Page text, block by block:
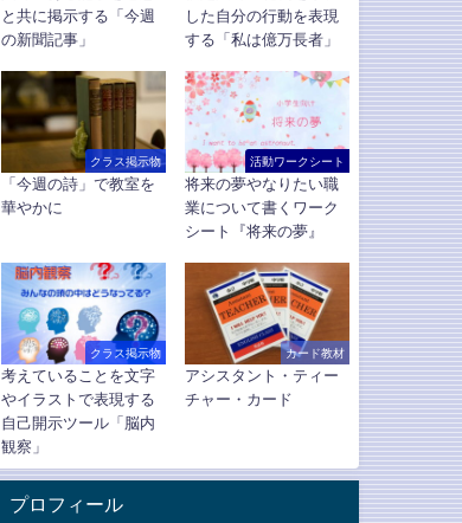
と共に掲示する「今週
の新聞記事」
した自分の行動を表現
する「私は億万長者」
クラス掲示物
「今週の詩」で教室を
華やかに
活動ワークシート
将来の夢やなりたい職
業について書くワーク
シート『将来の夢』
クラス掲示物
考えていることを文字
やイラストで表現する
自己開示ツール「脳内
観察」
カード教材
アシスタント・ティー
チャー・カード
プロフィール